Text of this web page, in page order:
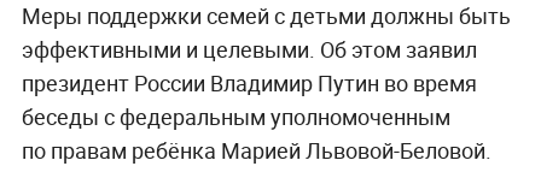
Меры поддержки семей с детьми должны быть
эффективными и целевыми. Об этом заявил
президент России Владимир Путин во время
беседы с федеральным уполномоченным
по правам ребёнка Марией Львовой-Беловой.